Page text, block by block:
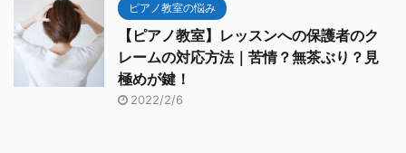
ピアノ教室の悩み
【ピアノ教室】レッスンへの保護者のク
レームの対応方法｜苦情？無茶ぶり？見
極めが鍵！
2022/2/6